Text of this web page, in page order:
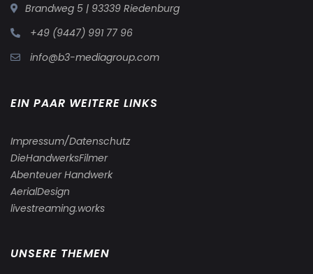
Brandweg 5 | 93339 Riedenburg
+49 (9447) 991 77 96
info@b3-mediagroup.com
EIN PAAR WEITERE LINKS
Impressum/Datenschutz
DieHandwerksFilmer
Abenteuer Handwerk
AerialDesign
livestreaming.works
UNSERE THEMEN